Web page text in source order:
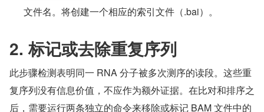
文件名。将创建一个相应的索引文件（.bai）。
2. 标记或去除重复序列
此步骤检测表明同一 RNA 分子被多次测序的读段。这些重
复序列没有信息价值，不应作为额外证据。在比对和排序之
后，需要运行两条独立的命令来移除或标记 BAM 文件中的